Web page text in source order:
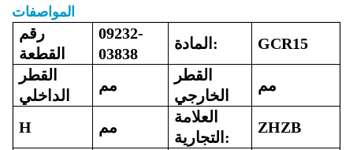
المواصفات
رقم
القطعة
09232-
03838
المادة:
GCR15
القطر
الداخلي
مم
القطر
الخارجي
مم
H مم
العلامة
التجارية:
ZHZB